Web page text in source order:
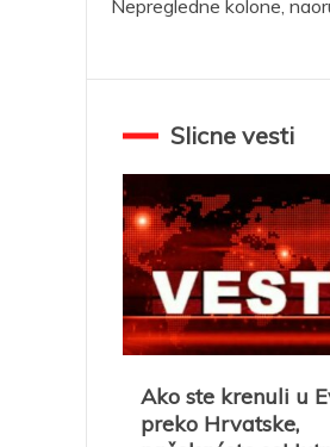
Nepregledne kolone,
Slicne vesti
Ako ste krenuli u
preko Hrvatske,